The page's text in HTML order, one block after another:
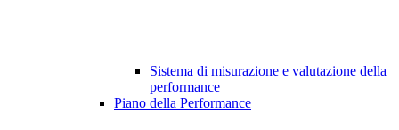
Sistema di misurazione e valutazione della
performance
Piano della Performance